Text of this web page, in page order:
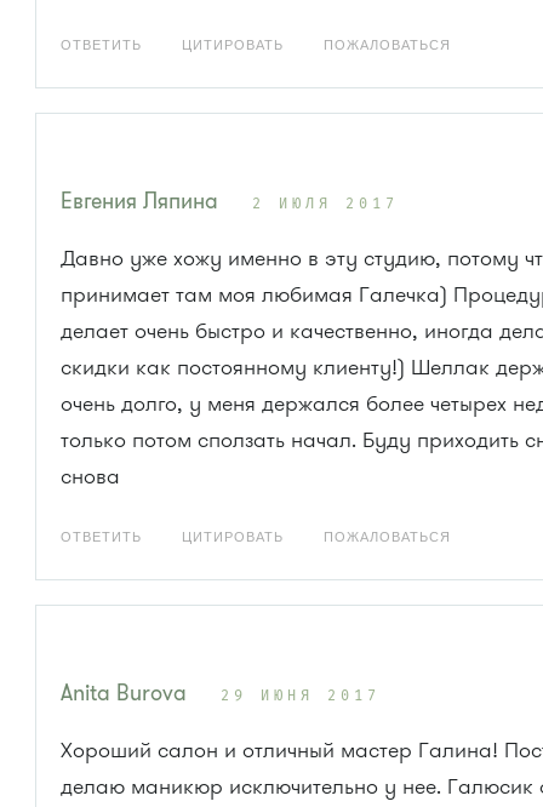
ОТВЕТИТЬ ЦИТИРОВАТЬ ПОЖАЛОВАТЬСЯ
Евгения Ляпина 2 ИЮЛЯ 2017
Давно уже хожу именно в эту студию, потому
принимает там моя любимая Галечка)
делает очень быстро и качественно, иногда
скидки как постоянному клиенту!) Шеллак
очень долго, у меня держался более четырех
только потом сползать начал. Буду приходить
снова
ОТВЕТИТЬ ЦИТИРОВАТЬ ПОЖАЛОВАТЬСЯ
Anita Burova 29 ИЮНЯ 2017
Хороший салон и отличный мастер Галина!
делаю маникюр исключительно у нее. Галюсик